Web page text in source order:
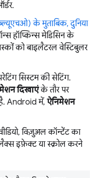
के मुताबिक, दुनिया
हॉप्किन्स मेडिसिन के
को बाइलैटरल वेस्टिबुलर
सिस्टम की सेटिंग.
दिखाएंके तौर पर
Android में,ऐनिमेशन
विज़ुअल कॉन्टेंट का
इफ़ेक्ट या स्क्रोल करने